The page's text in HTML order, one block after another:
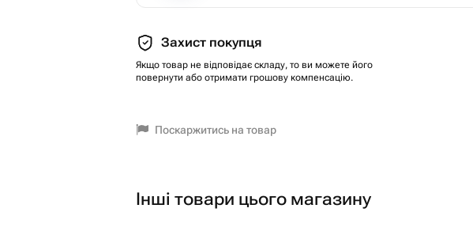
Захист покупця
Якщо товар не відповідає складу, то ви можете його
повернути або отримати грошову компенсацію.
Поскаржитись на товар
Інші товари цього магазину